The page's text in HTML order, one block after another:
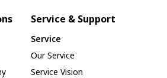
Service & Support
Service
Our Service
Service Vision